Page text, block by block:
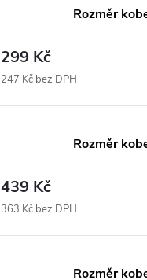
Rozměr
299 Kč
247 Kč bez DPH
Rozměr
439 Kč
363 Kč bez DPH
Rozměr